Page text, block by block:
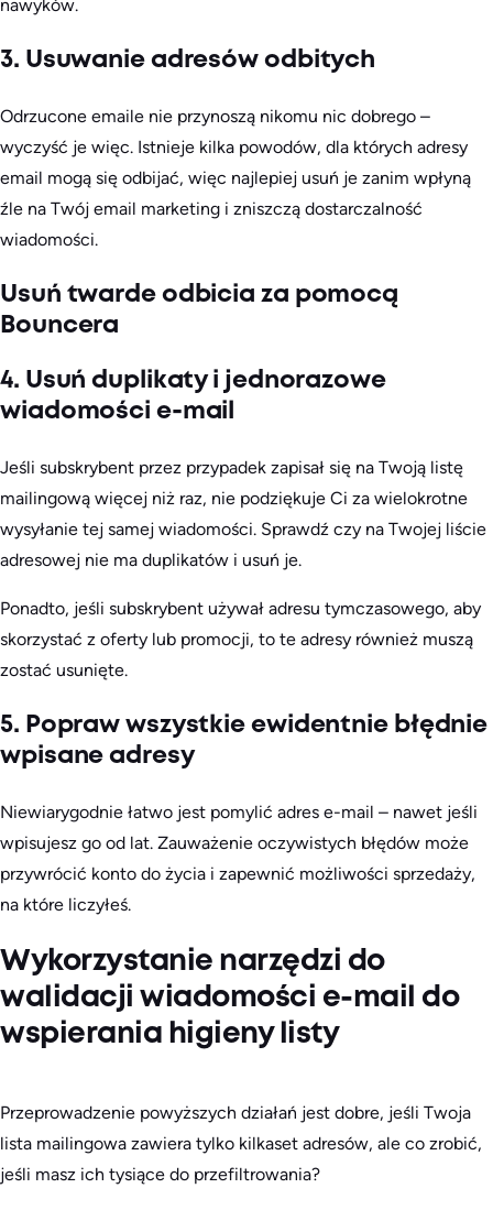
nawyków.
3. Usuwanie adresów odbitych
Odrzucone emaile nie przynoszą nikomu nic dobrego –
wyczyść je więc. Istnieje kilka powodów, dla których adresy
email mogą się odbijać, więc najlepiej usuń je zanim wpłyną
źle na Twój email marketing i zniszczą dostarczalność
wiadomości.
Usuń twarde odbicia za pomocą
Bouncera
4. Usuń duplikaty i jednorazowe
wiadomości e-mail
Jeśli subskrybent przez przypadek zapisał się na Twoją listę
mailingową więcej niż raz, nie podziękuje Ci za wielokrotne
wysyłanie tej samej wiadomości. Sprawdź czy na Twojej liście
adresowej nie ma duplikatów i usuń je.
Ponadto, jeśli subskrybent używał adresu tymczasowego, aby
skorzystać z oferty lub promocji, to te adresy również muszą
zostać usunięte.
5. Popraw wszystkie ewidentnie błędnie
wpisane adresy
Niewiarygodnie łatwo jest pomylić adres e-mail – nawet jeśli
wpisujesz go od lat. Zauważenie oczywistych błędów może
przywrócić konto do życia i zapewnić możliwości sprzedaży,
na które liczyłeś.
Wykorzystanie narzędzi do
walidacji wiadomości e-mail do
wspierania higieny listy
Przeprowadzenie powyższych działań jest dobre, jeśli Twoja
lista mailingowa zawiera tylko kilkaset adresów, ale co zrobić,
jeśli masz ich tysiące do przefiltrowania?